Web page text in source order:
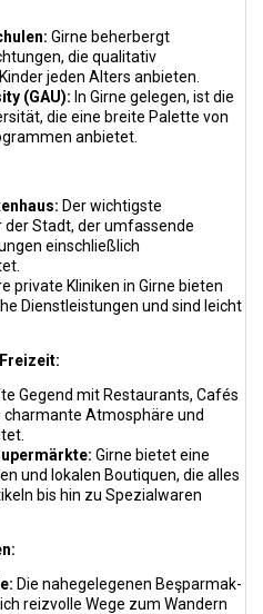
Girne beherbergt
die qualitativ
jeden Alters anbieten.
(GAU): In Girne gelegen, ist die
die eine breite Palette von
anbietet.
Der wichtigste
Stadt, der umfassende
einschließlich
private Kliniken in Girne bieten
Dienstleistungen und sind leicht
Gegend mit Restaurants, Cafés
charmante Atmosphäre und
Girne bietet eine
und lokalen Boutiquen, die alles
bis hin zu Spezialwaren
Die nahegelegenen Beşparmak-
reizvolle Wege zum Wandern